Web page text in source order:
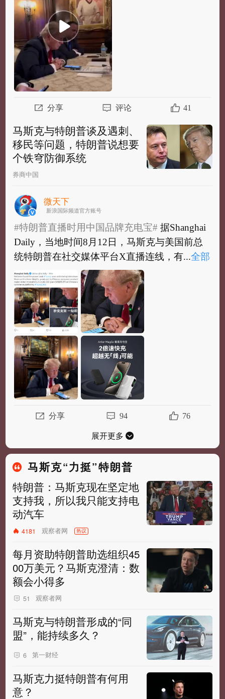
部
分享 评论 41
马斯克与特朗普谈及遇刺、
移民等问题，特朗普说想要
个铁穹防御系统
券商中国
微天下
新浪国际频道官方账号
#特朗普直播时用中国品牌充电宝# 据Shanghai
Daily，当地时间8月12日，马斯克与美国前总
统特朗普在社交媒体平台X直播连线，有...全部
#特朗普直播时用中国品牌充电宝#
Daily，当地时间8月12日，马斯克与美国前总
统特朗普在社交媒体平台X直播连线，有网...
部
分享 94 76
展开更多
马斯克“力挺”特朗普
特朗普：马斯克现在坚定地
支持我，所以我只能支持电
动汽车
4181 观察者网 热议
每月资助特朗普助选组织45
00万美元？马斯克澄清：数
额会小得多
51 观察者网
马斯克与特朗普形成的“同
盟”，能持续多久？
6 第一财经
马斯克力挺特朗普有何用
意？